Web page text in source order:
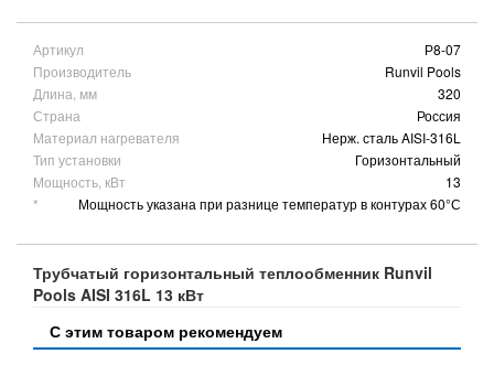
Артикул
Р8-07
Производитель
Runvil Pools
Длина, мм
320
Страна
Россия
Материал нагревателя
Нерж. сталь AISI-316L
Тип установки
Горизонтальный
Мощность, кВт
13
*
Мощность указана при разнице температур в контурах 60°С
Трубчатый горизонтальный теплообменник Runvil
Pools AISI 316L 13 кВт
С этим товаром рекомендуем